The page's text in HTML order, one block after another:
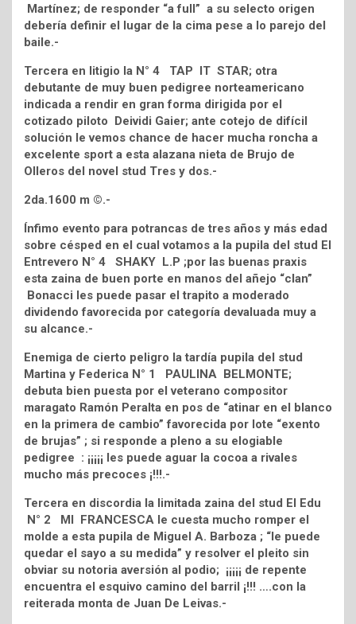
Martínez; de responder “a full” a su selecto origen
debería definir el lugar de la cima pese a lo parejo del
baile.-
Tercera en litigio la N° 4 TAP IT STAR; otra
debutante de muy buen pedigree norteamericano
indicada a rendir en gran forma dirigida por el
cotizado piloto Deividi Gaier; ante cotejo de difícil
solución le vemos chance de hacer mucha roncha a
excelente sport a esta alazana nieta de Brujo de
Olleros del novel stud Tres y dos.-
2da.1600 m ©.-
Ínfimo evento para potrancas de tres años y más edad
sobre césped en el cual votamos a la pupila del stud El
Entrevero N° 4 SHAKY L.P ;por las buenas praxis
esta zaina de buen porte en manos del añejo “clan”
Bonacci les puede pasar el trapito a moderado
dividendo favorecida por categoría devaluada muy a
su alcance.-
Enemiga de cierto peligro la tardía pupila del stud
Martina y Federica N° 1 PAULINA BELMONTE;
debuta bien puesta por el veterano compositor
maragato Ramón Peralta en pos de “atinar en el blanco
en la primera de cambio” favorecida por lote “exento
de brujas” ; si responde a pleno a su elogiable
pedigree : ¡¡¡¡¡ les puede aguar la cocoa a rivales
mucho más precoces ¡!!!.-
Tercera en discordia la limitada zaina del stud El Edu
N° 2 MI FRANCESCA le cuesta mucho romper el
molde a esta pupila de Miguel A. Barboza ; “le puede
quedar el sayo a su medida” y resolver el pleito sin
obviar su notoria aversión al podio; ¡¡¡¡¡ de repente
encuentra el esquivo camino del barril ¡!!! ….con la
reiterada monta de Juan De Leivas.-